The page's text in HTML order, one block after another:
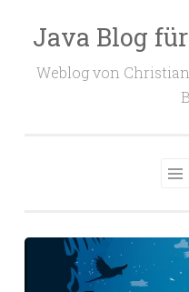
Zum
springen
Java Blog
Weblog von